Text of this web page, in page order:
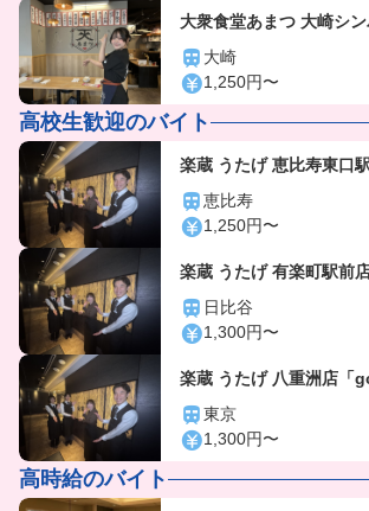
大衆食堂あまつ 大崎シ
603」
大崎
1,250円〜
高校生歓迎のバイト
楽蔵 うたげ 恵比寿東口
4」恵比寿
1,250円〜
楽蔵 うたげ 有楽町駅前
日比谷
1,300円〜
楽蔵 うたげ 八重洲店「
東京
1,300円〜
高時給のバイト